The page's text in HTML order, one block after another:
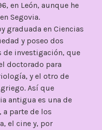
en León, aunque he
Segovia.
graduada en Ciencias
y poseo dos
de investigación, que
doctorado para
y el otro de
Así que
antigua es una de
a parte de los
el cine y, por